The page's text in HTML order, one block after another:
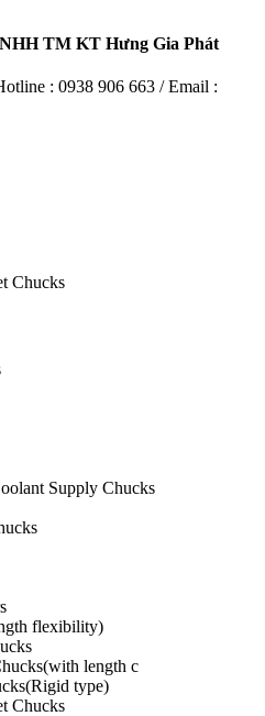
TM KT Hưng Gia Phát
: 0938 906 663 / Email :
Chucks
Supply Chucks
flexibility)
length c
type)
Chucks